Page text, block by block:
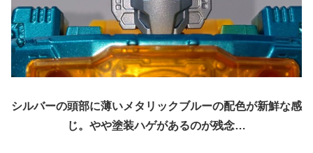
シルバーの頭部に薄いメタリックブルーの配色が新鮮な感
じ。やや塗装ハゲがあるのが残念…